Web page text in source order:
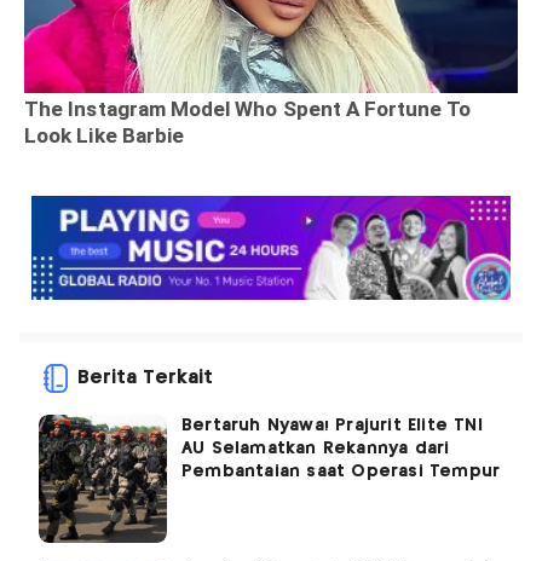
Berita Terkait
Bertaruh Nyawa! Prajurit Elite TNI
AU Selamatkan Rekannya dari
Pembantaian saat Operasi Tempur